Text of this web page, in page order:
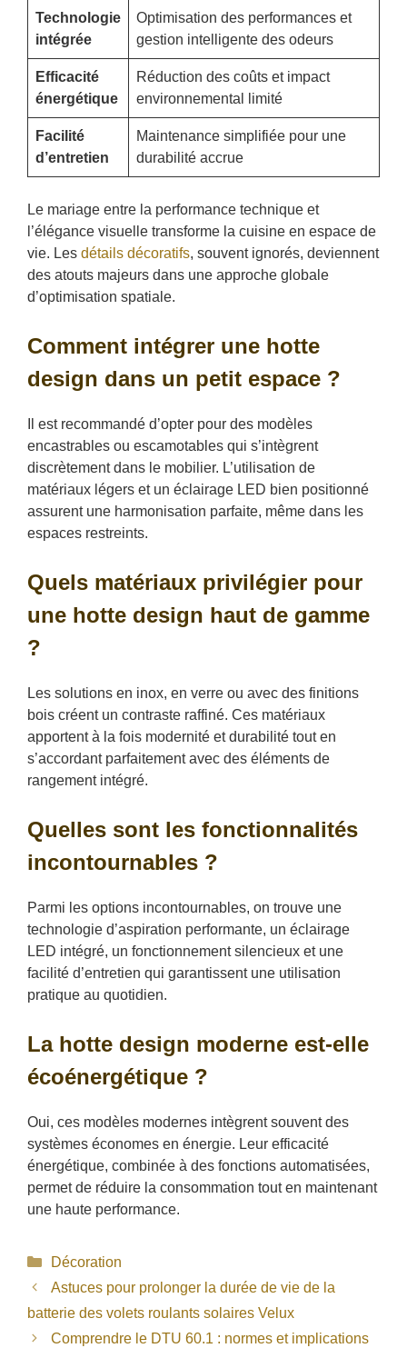
Technologie
intégrée
Optimisation des performances et
gestion intelligente des odeurs
Efficacité
énergétique
Réduction des coûts et impact
environnemental limité
Facilité
d’entretien
Maintenance simplifiée pour une
durabilité accrue
Le mariage entre la performance technique et
l’élégance visuelle transforme la cuisine en espace de
vie. Les détails décoratifs, souvent ignorés, deviennent
des atouts majeurs dans une approche globale
d’optimisation spatiale.
Comment intégrer une hotte
design dans un petit espace ?
Il est recommandé d’opter pour des modèles
encastrables ou escamotables qui s’intègrent
discrètement dans le mobilier. L’utilisation de
matériaux légers et un éclairage LED bien positionné
assurent une harmonisation parfaite, même dans les
espaces restreints.
Quels matériaux privilégier pour
une hotte design haut de gamme
?
Les solutions en inox, en verre ou avec des finitions
bois créent un contraste raffiné. Ces matériaux
apportent à la fois modernité et durabilité tout en
s’accordant parfaitement avec des éléments de
rangement intégré.
Quelles sont les fonctionnalités
incontournables ?
Parmi les options incontournables, on trouve une
technologie d’aspiration performante, un éclairage
LED intégré, un fonctionnement silencieux et une
facilité d’entretien qui garantissent une utilisation
pratique au quotidien.
La hotte design moderne est-elle
écoénergétique ?
Oui, ces modèles modernes intègrent souvent des
systèmes économes en énergie. Leur efficacité
énergétique, combinée à des fonctions automatisées,
permet de réduire la consommation tout en maintenant
une haute performance.
Catégories
Décoration
Astuces pour prolonger la durée de vie de la
batterie des volets roulants solaires Velux
Comprendre le DTU 60.1 : normes et implications